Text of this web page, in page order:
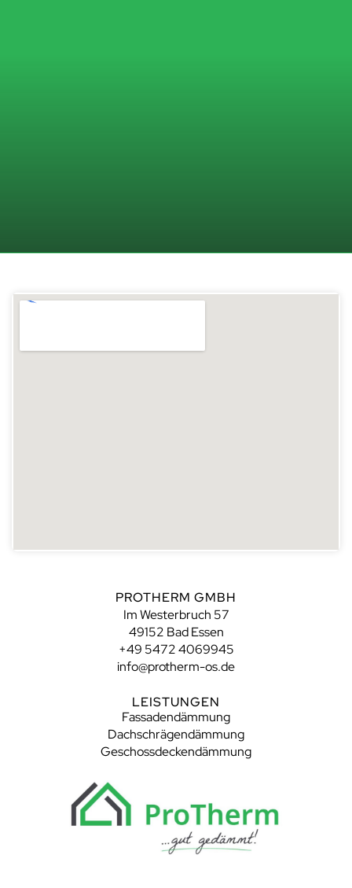
PROTHERM GMBH
Im Westerbruch 57
49152 Bad Essen
+49 5472 4069945
info@protherm-os.de
LEISTUNGEN
Fassadendämmung
Dachschrägendämmung
Geschossdeckendämmung